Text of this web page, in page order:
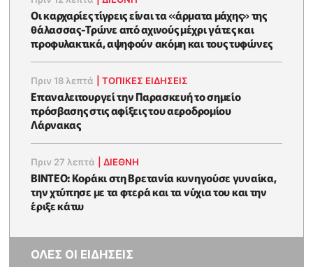
Οι καρχαρίες τίγρεις είναι τα «άρματα μάχης» της
θάλασσας-Τρώνε από αχινούς μέχρι γάτες και
προφυλακτικά, αψηφούν ακόμη και τους τυφώνες
Πριν 18 λεπτά |ΤΟΠΙΚΕΣ ΕΙΔΗΣΕΙΣ
Επαναλειτουργεί την Παρασκευή το σημείο
πρόσβασης στις αφίξεις του αεροδρομίου
Λάρνακας
Πριν 27 λεπτά |ΔΙΕΘΝΗ
ΒΙΝΤΕΟ: Κοράκι στη Βρετανία κυνηγούσε γυναίκα,
την χτύπησε με τα φτερά και τα νύχια του και την
έριξε κάτω
ΟΛΕΣ ΟΙ ΕΙΔΗΣΕΙΣ